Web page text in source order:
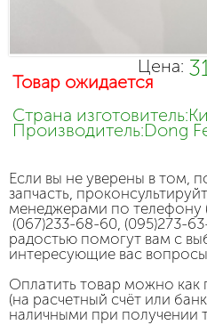
Цена:
Товар ожидается
Страна
Производитель:Dong
Если вы не уверены в том,
запчасть,
менеджерами по телефону
(067)233-68-60, (095)273-
радостью помогут вам с
интересующие вас
Оплатить товар можно как
(на расчетный счёт или
наличными при получении